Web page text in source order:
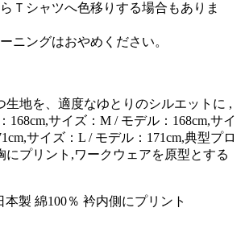
らＴシャツへ色移りする場合もありま
ニングはおやめください。
生地を、適度なゆとりのシルエットに ,
168cm,サイズ：M / モデル：168cm,サイ
サイズ：L / モデル：171cm,典型プロ
にプリント,ワークウェアを原型とする
本製 綿100％ 衿内側にプリント